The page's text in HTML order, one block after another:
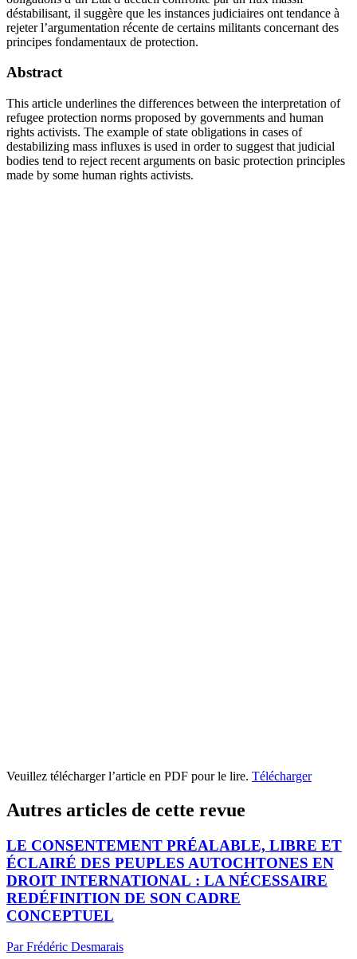
déstabilisant, il suggère que les instances judiciaires ont tendance à
rejeter l’argumentation récente de certains militants concernant des
principes fondamentaux de protection.
Abstract
This article underlines the differences between the interpretation of
refugee protection norms proposed by governments and human
rights activists. The example of state obligations in cases of
destabilizing mass influxes is used in order to suggest that judicial
bodies tend to reject recent arguments on basic protection principles
made by some human rights activists.
Veuillez télécharger l’article en PDF pour le lire. Télécharger
Autres articles de cette revue
LE CONSENTEMENT PRÉALABLE, LIBRE ET
ÉCLAIRÉ DES PEUPLES AUTOCHTONES EN
DROIT INTERNATIONAL : LA NÉCESSAIRE
REDÉFINITION DE SON CADRE
CONCEPTUEL
Par Frédéric Desmarais